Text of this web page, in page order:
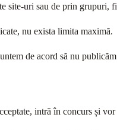
site-uri sau de prin grupuri,
nu exista limita maximă.
de acord să nu
intră în concurs și